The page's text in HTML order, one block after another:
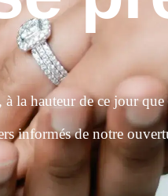
la hauteur de ce jour
informés de notre